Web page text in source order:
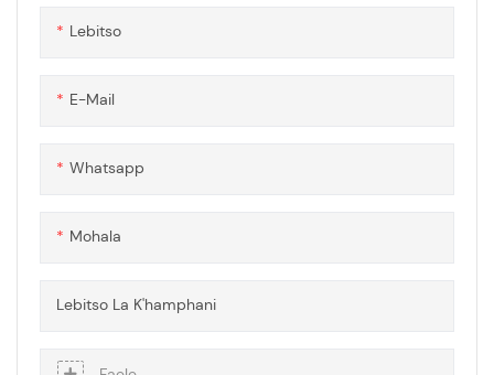
Lebitso
E-Mail
Whatsapp
Mohala
Lebitso La K'hamphani
sebelisoa mefuta e fapaneng
e tšoarellang, e pepeneneng, le
tloha ponts'ong ea sehlahisoa
mahlale.